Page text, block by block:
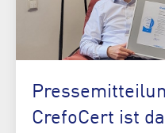
CrefoCert ist